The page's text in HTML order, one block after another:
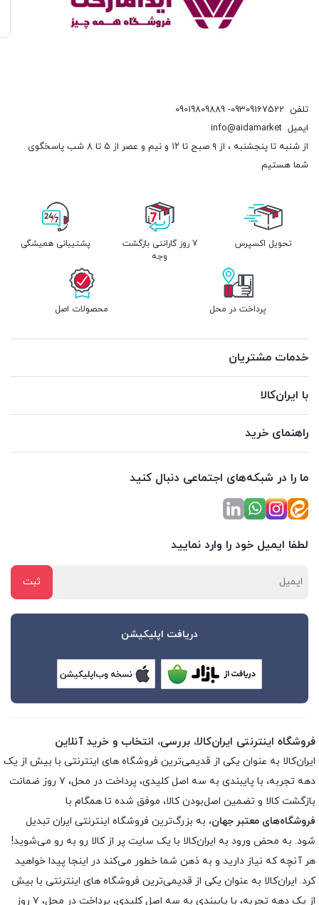
تلفن 09309167522- 09019809889
ایمیل info@aidamarket
از شنبه تا پنجشنبه ، از ۹ صبح تا ۱۲ و نیم و عصر از ۵ تا ۸ شب پاسخگوی
شما هستیم
تحویل اکسپرس
7 روز گارانتی بازگشت
وجه
پشتیبانی همیشگی
پرداخت در محل محصولات اصل
خدمات مشتریان
با ایران‌کالا
راهنمای خرید
ما را در شبکه‌های اجتماعی دنبال کنید
لطفا ایمیل خود را وارد نمایید
دریافت اپلیکیشن
فروشگاه اینترنتی ایران‌کالا، بررسی، انتخاب و خرید آنلاین
ایران‌کالا به عنوان یکی از قدیمی‌ترین فروشگاه های اینترنتی با بیش از یک
دهه تجربه، با پایبندی به سه اصل کلیدی، پرداخت در محل، ۷ روز ضمانت
بازگشت کالا و تضمین اصل‌بودن کالا، موفق شده تا همگام با
فروشگاه‌های معتبر جهان، به بزرگ‌ترین فروشگاه اینترنتی ایران تبدیل
شود. به محض ورود به ایران‌کالا با یک سایت پر از کالا رو به رو می‌شوید!
هر آنچه که نیاز دارید و به ذهن شما خطور می‌کند در اینجا پیدا خواهید
کرد. ایران‌کالا به عنوان یکی از قدیمی‌ترین فروشگاه های اینترنتی با بیش
از یک دهه تجربه، با پایبندی به سه اصل کلیدی، پرداخت در محل، ۷ روز